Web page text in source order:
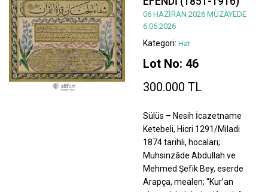
06 HAZİRAN 2026 MÜZAYEDE
6.06.2026
Kategori: Hat
Lot No: 46
300.000 TL
Sülüs – Nesih İcazetname
Ketebeli, Hicri 1291/Miladi
1874 tarihli, hocaları;
Muhsinzâde Abdullah ve
Mehmed Şefik Bey, eserde
Arapça, mealen; “Kur’an